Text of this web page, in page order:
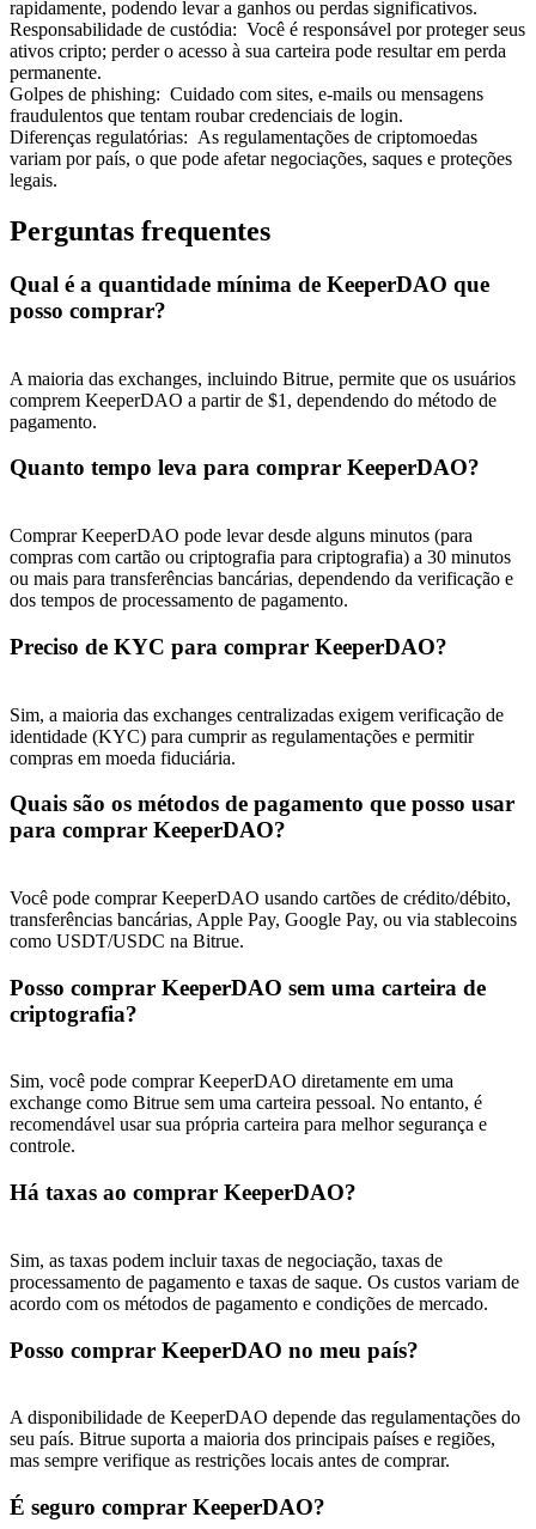
Indicação
Convide um amigo para receber recompensas em dinheiro
BTC Welcome Rewards
BTC Welcome Rewards
Deposit & Trade BTC to Share 25000 USDT prize pool!
Deposit CASHCAT & Win
Share 500000 CASHCAT prize pool
Exclusive for BitMart Users
Register & Trade to Win 500,000 USDT
Trade Gold & Silver · 33,333 USDT Bonus
USDT New User Exclusive 10% APR
BTC New User Exclusive: 6.5% APR
BTC Flexible Staking | Daily Rewards
Mais eventos
Ganhe prêmios e recompensas exclusivas
Centro de recompensas
rapidamente, podendo levar a ganhos ou perdas significativos.
Responsabilidade de custódia: Você é responsável por proteger seus
ativos cripto; perder o acesso à sua carteira pode resultar em perda
permanente.
Golpes de phishing: Cuidado com sites, e-mails ou mensagens
fraudulentos que tentam roubar credenciais de login.
Diferenças regulatórias: As regulamentações de criptomoedas
variam por país, o que pode afetar negociações, saques e proteções
legais.
Perguntas frequentes
Qual é a quantidade mínima de KeeperDAO que
posso comprar?
A maioria das exchanges, incluindo Bitrue, permite que os usuários
comprem KeeperDAO a partir de $1, dependendo do método de
pagamento.
Quanto tempo leva para comprar KeeperDAO?
Comprar KeeperDAO pode levar desde alguns minutos (para
compras com cartão ou criptografia para criptografia) a 30 minutos
ou mais para transferências bancárias, dependendo da verificação e
dos tempos de processamento de pagamento.
Preciso de KYC para comprar KeeperDAO?
Sim, a maioria das exchanges centralizadas exigem verificação de
identidade (KYC) para cumprir as regulamentações e permitir
compras em moeda fiduciária.
Quais são os métodos de pagamento que posso usar
para comprar KeeperDAO?
Você pode comprar KeeperDAO usando cartões de crédito/débito,
transferências bancárias, Apple Pay, Google Pay, ou via stablecoins
como USDT/USDC na Bitrue.
Posso comprar KeeperDAO sem uma carteira de
criptografia?
Sim, você pode comprar KeeperDAO diretamente em uma
exchange como Bitrue sem uma carteira pessoal. No entanto, é
recomendável usar sua própria carteira para melhor segurança e
controle.
Há taxas ao comprar KeeperDAO?
Sim, as taxas podem incluir taxas de negociação, taxas de
processamento de pagamento e taxas de saque. Os custos variam de
acordo com os métodos de pagamento e condições de mercado.
Posso comprar KeeperDAO no meu país?
A disponibilidade de KeeperDAO depende das regulamentações do
seu país. Bitrue suporta a maioria dos principais países e regiões,
mas sempre verifique as restrições locais antes de comprar.
É seguro comprar KeeperDAO?